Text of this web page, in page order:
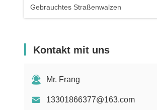
Gebrauchtes Straßenwalzen
Kontakt mit uns
Mr. Frang
13301866377@163.com